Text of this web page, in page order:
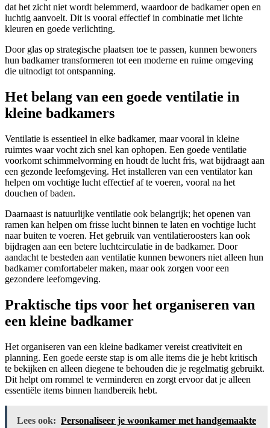
dat het zicht niet wordt belemmerd, waardoor de badkamer open en
luchtig aanvoelt. Dit is vooral effectief in combinatie met lichte
kleuren en goede verlichting.
Door glas op strategische plaatsen toe te passen, kunnen bewoners
hun badkamer transformeren tot een moderne en ruime omgeving
die uitnodigt tot ontspanning.
Het belang van een goede ventilatie in
kleine badkamers
Ventilatie is essentieel in elke badkamer, maar vooral in kleine
ruimtes waar vocht zich snel kan ophopen. Een goede ventilatie
voorkomt schimmelvorming en houdt de lucht fris, wat bijdraagt aan
een gezonde leefomgeving. Het installeren van een ventilator kan
helpen om vochtige lucht effectief af te voeren, vooral na het
douchen of baden.
Daarnaast is natuurlijke ventilatie ook belangrijk; het openen van
ramen kan helpen om frisse lucht binnen te laten en vochtige lucht
naar buiten te voeren. Het gebruik van ventilatieroosters kan ook
bijdragen aan een betere luchtcirculatie in de badkamer. Door
aandacht te besteden aan ventilatie kunnen bewoners niet alleen hun
badkamer comfortabeler maken, maar ook zorgen voor een
gezondere leefomgeving.
Praktische tips voor het organiseren van
een kleine badkamer
Het organiseren van een kleine badkamer vereist creativiteit en
planning. Een goede eerste stap is om alle items die je hebt kritisch
te bekijken en alleen diegene te behouden die je regelmatig gebruikt.
Dit helpt om rommel te verminderen en zorgt ervoor dat je alleen
essentiële items binnen handbereik hebt.
Lees ook: Personaliseer je woonkamer met handgemaakte